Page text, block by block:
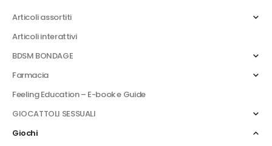
Articoli assortiti
Articoli interattivi
BDSM BONDAGE
Farmacia
Feeling Education – E-book e Guide
GIOCATTOLI SESSUALI
Giochi